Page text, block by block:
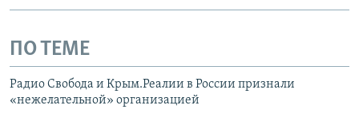
ПО ТЕМЕ
Радио Свобода и Крым.Реалии в России признали
«нежелательной» организацией